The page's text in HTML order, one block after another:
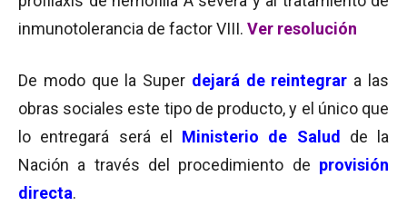
inmunotolerancia de factor VIII. Ver resolución
De modo que la Super dejará de reintegrar a las
obras sociales este tipo de producto, y el único que
lo entregará será el Ministerio de Salud
de la
Nación a través del procedimiento de provisión
directa.